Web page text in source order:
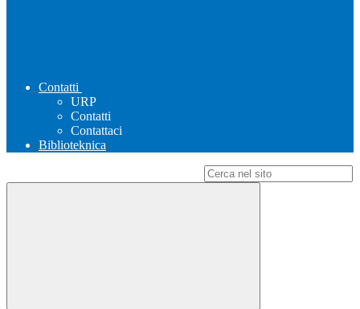
Contatti
URP
Contatti
Contattaci
Biblioteknica